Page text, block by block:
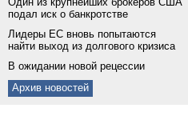
подал иск о банкротстве
Лидеры ЕС вновь попытаются
найти выход из долгового кризиса
В ожидании новой рецессии
Архив новостей